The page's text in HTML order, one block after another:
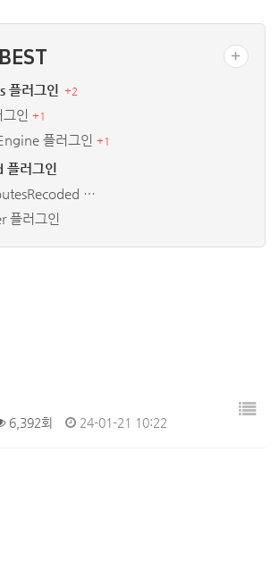
러그인
…
플러그인
플러그인 +2
인 +1
플러그인 +1
6,392회 24-01-21 10:22